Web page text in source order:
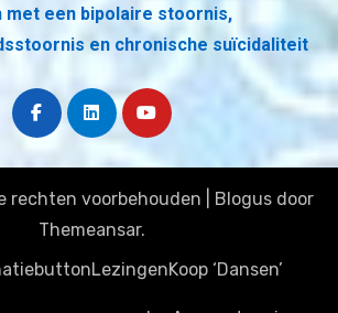
met een bipolaire stoornis,
en chronische suïcidaliteit
rechten voorbehouden Blogusdoor
Themeansar.
LezingenKoop ‘Dansen’